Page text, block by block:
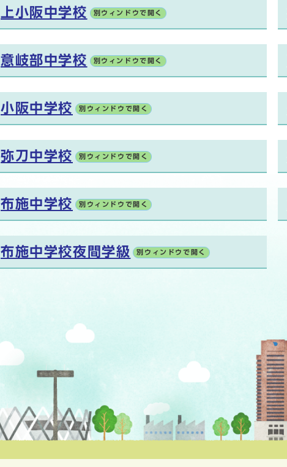
上小阪中学校 別ウィンドウで開く
意岐部中学校 別ウィンドウで開く
小阪中学校 別ウィンドウで開く
弥刀中学校 別ウィンドウで開く
布施中学校 別ウィンドウで開く
布施中学校夜間学級 別ウィンドウで開く